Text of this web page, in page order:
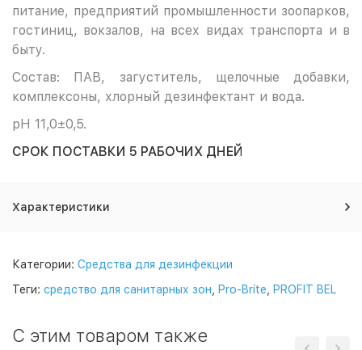
питание, предприятий промышленности зоопарков,
гостиниц, вокзалов, на всех видах транспорта и в
быту.
Состав: ПАВ, загуститель, щелочные добавки,
комплексоны, хлорный дезинфектант и вода.
pH 11,0±0,5.
СРОК ПОСТАВКИ 5 РАБОЧИХ ДНЕЙ
Характеристики
Категории: Средства для дезинфекции
Теги: средство для санитарных зон Pro-Brite PROFIT BEL
C этим товаром также